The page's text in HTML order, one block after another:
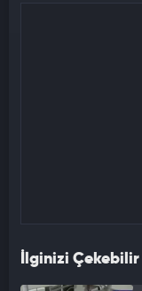
İlginizi Çekebilir